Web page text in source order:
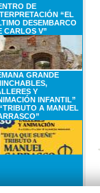
DE
“EL
DESEMBARCO
CARLOS V”
GRANDE
Y
INFANTIL”
A MANUEL